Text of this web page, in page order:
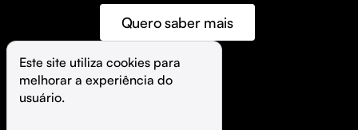
Quero saber mais
©️ Hubla Tecnologia Ltda • 2026
Este site utiliza cookies para
melhorar a experiência do
usuário.